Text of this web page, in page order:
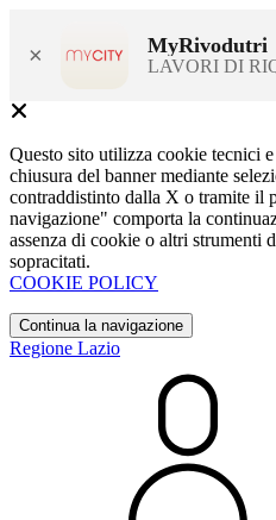
× MyRivodutri
LAVORI DI
Questo sito utilizza cookie tecnici
chiusura del banner mediante
contraddistinto dalla X o tramite il
navigazione" comporta la
assenza di cookie o altri strumenti
sopracitati.
COOKIE POLICY
Continua la navigazione
Regione Lazio